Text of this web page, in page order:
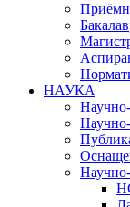
НАУКА
Научно-